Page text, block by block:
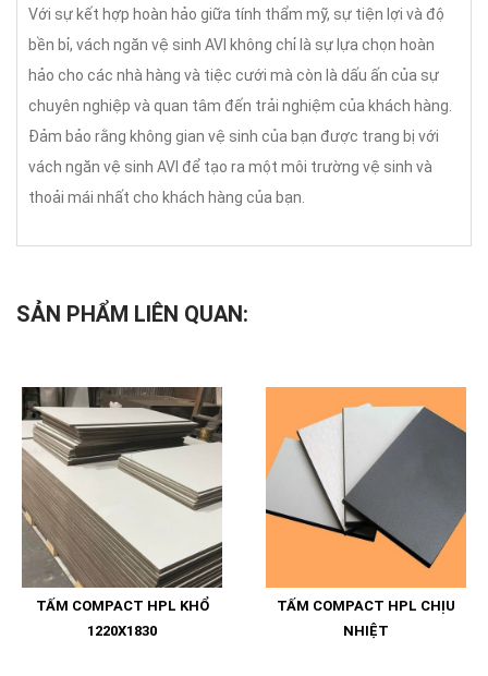
Với sự kết hợp hoàn hảo giữa tính thẩm mỹ, sự tiện lợi và độ
bền bỉ, vách ngăn vệ sinh AVI không chỉ là sự lựa chọn hoàn
hảo cho các nhà hàng và tiệc cưới mà còn là dấu ấn của sự
chuyên nghiệp và quan tâm đến trải nghiệm của khách hàng.
Đảm bảo rằng không gian vệ sinh của bạn được trang bị với
vách ngăn vệ sinh AVI để tạo ra một môi trường vệ sinh và
thoải mái nhất cho khách hàng của bạn.
SẢN PHẨM LIÊN QUAN:
TẤM COMPACT HPL KHỔ
1220X1830
TẤM COMPACT HPL CHỊU
NHIỆT